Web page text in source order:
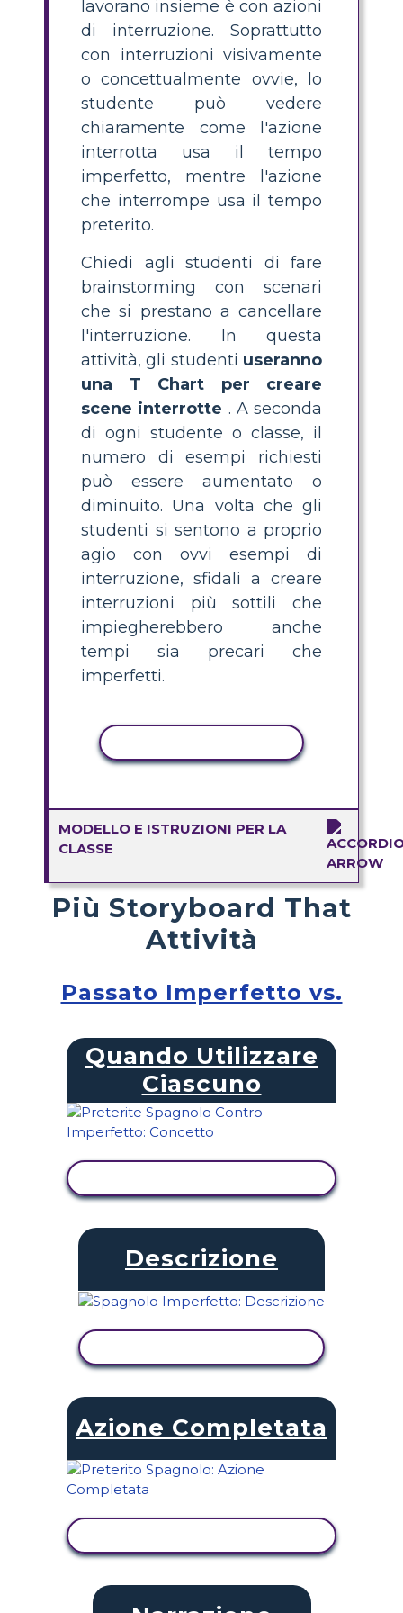
lavorano insieme è con azioni
di interruzione. Soprattutto
con interruzioni visivamente
o concettualmente ovvie, lo
studente può vedere
chiaramente come l'azione
interrotta usa il tempo
imperfetto, mentre l'azione
che interrompe usa il tempo
preterito.
Chiedi agli studenti di fare
brainstorming con scenari
che si prestano a cancellare
l'interruzione. In questa
attività, gli studenti useranno
una T Chart per creare
scene interrotte . A seconda
di ogni studente o classe, il
numero di esempi richiesti
può essere aumentato o
diminuito. Una volta che gli
studenti si sentono a proprio
agio con ovvi esempi di
interruzione, sfidali a creare
interruzioni più sottili che
impiegherebbero anche
tempi sia precari che
imperfetti.
MODELLO E ISTRUZIONI PER LA
CLASSE
Più Storyboard That
Attività
Passato Imperfetto vs.
Quando Utilizzare
Ciascuno
Descrizione
Azione Completata